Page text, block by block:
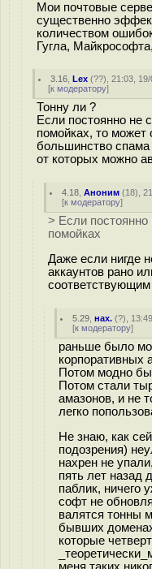
Мои почтовые
существенно
количеством
Гугла,
3.16 ,Lex (??), 21:03,
[к модератору]
Тонну ли ?
Если постоянно не
помойках, то может
большинство спама
от которых можно
4.18 ,Аноним (18),
[к модератору]
> Если постоянно
помойках
Даже если нигде
аккаунтов рано
5.29 ,нах. (?),
[к модератору]
раньше было
корпоративных
Потом модно
Потом стали
амазонов, и не
легко
Не знаю, как
подозрения)
нахрен не
пять лет назад
паблик, ничего
софт не
валятся тонны
бывших
которые